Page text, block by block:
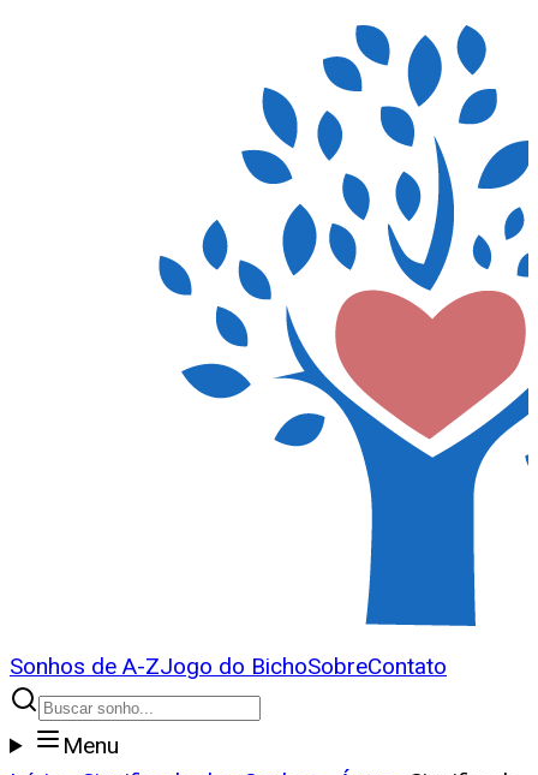
Sonhos de A-ZJogo do BichoSobreContato
Menu